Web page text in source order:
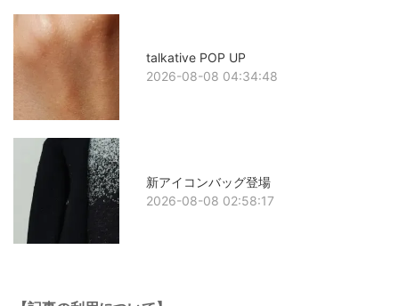
talkative POP UP
2026-08-08 04:34:48
新アイコンバッグ登場
2026-08-08 02:58:17